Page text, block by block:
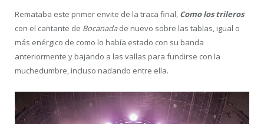
Remataba este primer envite de la traca final, Como los trileros
con el cantante de Bocanadade nuevo sobre las tablas, igual o
más enérgico de como lo había estado con su banda
anteriormente y bajando a las vallas para fundirse con la
muchedumbre, incluso nadando entre ella.